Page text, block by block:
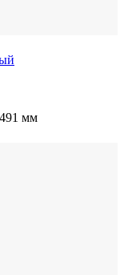
мм